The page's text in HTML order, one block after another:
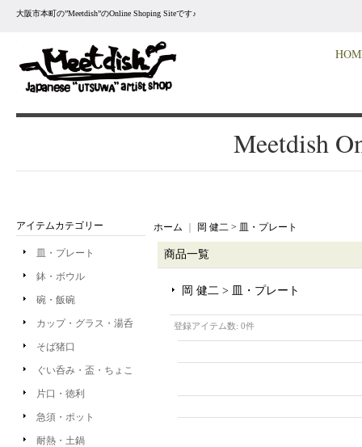
大阪市本町の”Meetdish”のOnline Shoping Siteです♪
Meetdish
アイテムカテゴリー
皿・プレート
鉢・ボウル
碗・飯碗
カップ・グラス・湯呑
そば猪口
ぐい呑み・盃・ちょこ
片口・徳利
急須・ポット
耐熱・土鍋
ホーム 岡 健二 > 皿・プレート
商品一覧
岡 健二 > 皿・プレート
登録アイテム数: 0件